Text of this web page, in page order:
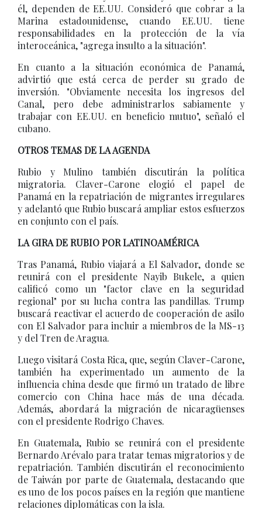
él, dependen de EE.UU. Consideró que cobrar a la
Marina estadounidense, cuando EE.UU. tiene
responsabilidades en la protección de la vía
interoceánica, "agrega insulto a la situación".
En cuanto a la situación económica de Panamá,
advirtió que está cerca de perder su grado de
inversión. "Obviamente necesita los ingresos del
Canal, pero debe administrarlos sabiamente y
trabajar con EE.UU. en beneficio mutuo", señaló el
cubano.
OTROS TEMAS DE LA AGENDA
Rubio y Mulino también discutirán la política
migratoria. Claver-Carone elogió el papel de
Panamá en la repatriación de migrantes irregulares
y adelantó que Rubio buscará ampliar estos esfuerzos
en conjunto con el país.
LA GIRA DE RUBIO POR LATINOAMÉRICA
Tras Panamá, Rubio viajará a El Salvador, donde se
reunirá con el presidente Nayib Bukele, a quien
calificó como un "factor clave en la seguridad
regional" por su lucha contra las pandillas. Trump
buscará reactivar el acuerdo de cooperación de asilo
con El Salvador para incluir a miembros de la MS-13
y del Tren de Aragua.
Luego visitará Costa Rica, que, según Claver-Carone,
también ha experimentado un aumento de la
influencia china desde que firmó un tratado de libre
comercio con China hace más de una década.
Además, abordará la migración de nicaragüenses
con el presidente Rodrigo Chaves.
En Guatemala, Rubio se reunirá con el presidente
Bernardo Arévalo para tratar temas migratorios y de
repatriación. También discutirán el reconocimiento
de Taiwán por parte de Guatemala, destacando que
es uno de los pocos países en la región que mantiene
relaciones diplomáticas con la isla.